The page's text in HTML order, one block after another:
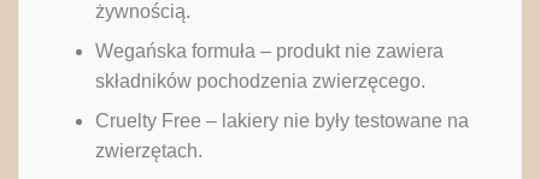
żywnością.
Wegańska formuła – produkt nie zawiera
składników pochodzenia zwierzęcego.
Cruelty Free – lakiery nie były testowane na
zwierzętach.